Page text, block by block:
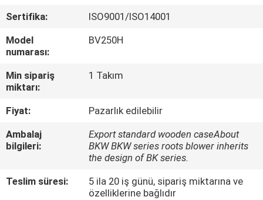
FABRIKA
KALITE
KONTROL
ILETIŞIME
Sertifika:
ISO9001/ISO14001
Model
numarası:
BV250H
Min sipariş
miktarı:
1 Takım
Fiyat:
Pazarlık edilebilir
Ambalaj
bilgileri:
Export standard wooden caseAbout
BKW BKW series roots blower inherits
the design of BK series.
Teslim süresi:
5 ila 20 iş günü, sipariş miktarına ve
özelliklerine bağlıdır